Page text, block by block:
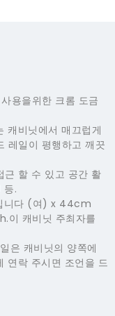
용을위한 크롬 도금
캐비닛에서 매끄럽게
레일이 평행하고 깨끗
근 할 수 있고 공간 활
등.
니다 (여) x 44cm
캐비닛 주최자를
은 캐비닛의 양쪽에
연락 주시면 조언을 드